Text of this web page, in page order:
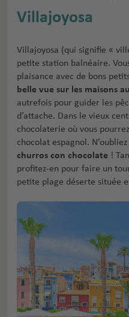
Villajoyosa
Villajoyosa (qui signifie «
petite station balnéaire.
plaisance avec de bons
belle vue sur les maisons
autrefois pour guider les
d’attache. Dans le vieux
chocolaterie où vous
chocolat espagnol.
churros con chocolate !
profitez-en pour faire un
petite plage déserte située